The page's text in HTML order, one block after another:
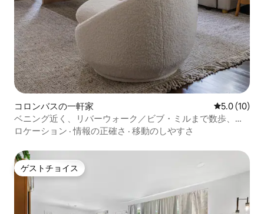
コロンバスの一軒家 レビュー10
5.0 (10)
ベニング近く、リバーウォーク／ビブ・ミルまで数歩、キ
ングサイズベッド2台
ロケーション ·情報の正確さ · 移動のしやすさ
ゲストチョイス
ゲストチョイス